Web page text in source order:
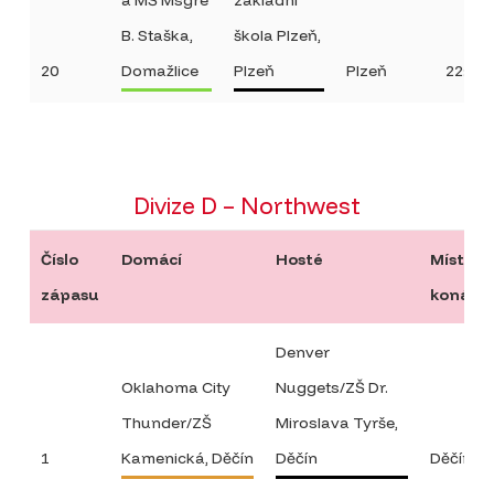
20
B. Staška,
Domažlice
škola Plzeň,
Plzeň
Plzeň 22:25
Divize D – Northwest
Číslo
zápasu
Domácí Hosté
Místo
konání
1
Oklahoma City
Thunder/ZŠ
Kamenická, Děčín
Denver
Nuggets/ZŠ Dr.
Miroslava Tyrše,
Děčín
Děčín